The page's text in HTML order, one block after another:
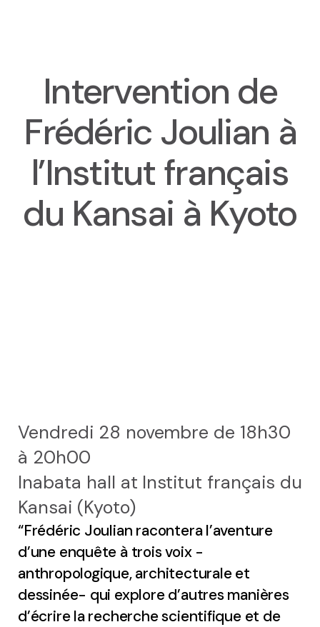
Presentation
Team
Contact and access
Research themes
Scientific publications
Conferences and workshops
Scientific mediation
Members' outside involvement
Collaborative programmes
Intervention de
Frédéric Joulian à
l’Institut français
du Kansai à Kyoto
Vendredi 28 novembre de 18h30
à 20h00
Inabata hall at Institut français du
Kansai (Kyoto)
“Frédéric Joulian racontera l’aventure
d’une enquête à trois voix -
anthropologique, architecturale et
dessinée- qui explore d’autres manières
d’écrire la recherche scientifique et de